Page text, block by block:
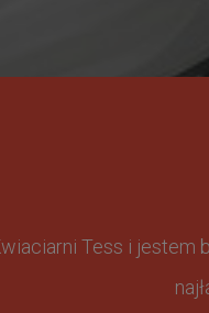
Tess i jestem